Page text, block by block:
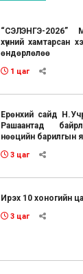
“СЭЛЭНГЭ-2026”
хүчний хамтарсан
өндөрлөлөө
1 цаг
Ерөнхий сайд
Рашаантад
нөөцийн барилгын
3 цаг
Ирэх 10 хоногийн
3 цаг